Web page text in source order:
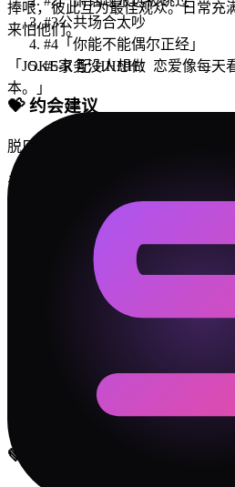
#3公共场合太吵
#4 「你能不能偶尔正经」
#5家务没人想做
💝约会建议
脱口秀之夜
录一个两人沙雕 vlog
玩一个超无聊的桌游
冲突解决指南
每次吵完架，花 5 分钟复
部分时候答案是：吵的不是
设立一个"安全词"——当某
来，双方暂停 15 分钟再继续
💚
捧哏，彼此互为最佳观众。日常充
来怕他们。
「 JOKE-R 配 HHHH：恋爱像每天
本。
」